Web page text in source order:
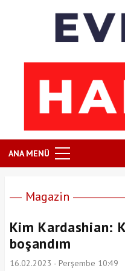
ANA MENÜ
Magazin
Kim Kardashian:
boşandım
16.02.2023 - Perşembe 10:49